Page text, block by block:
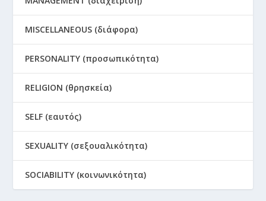
MISCELLANEOUS (διάφορα)
PERSONALITY (προσωπικότητα)
RELIGION (θρησκεία)
SELF (εαυτός)
SEXUALITY (σεξουαλικότητα)
SOCIABILITY (κοινωνικότητα)